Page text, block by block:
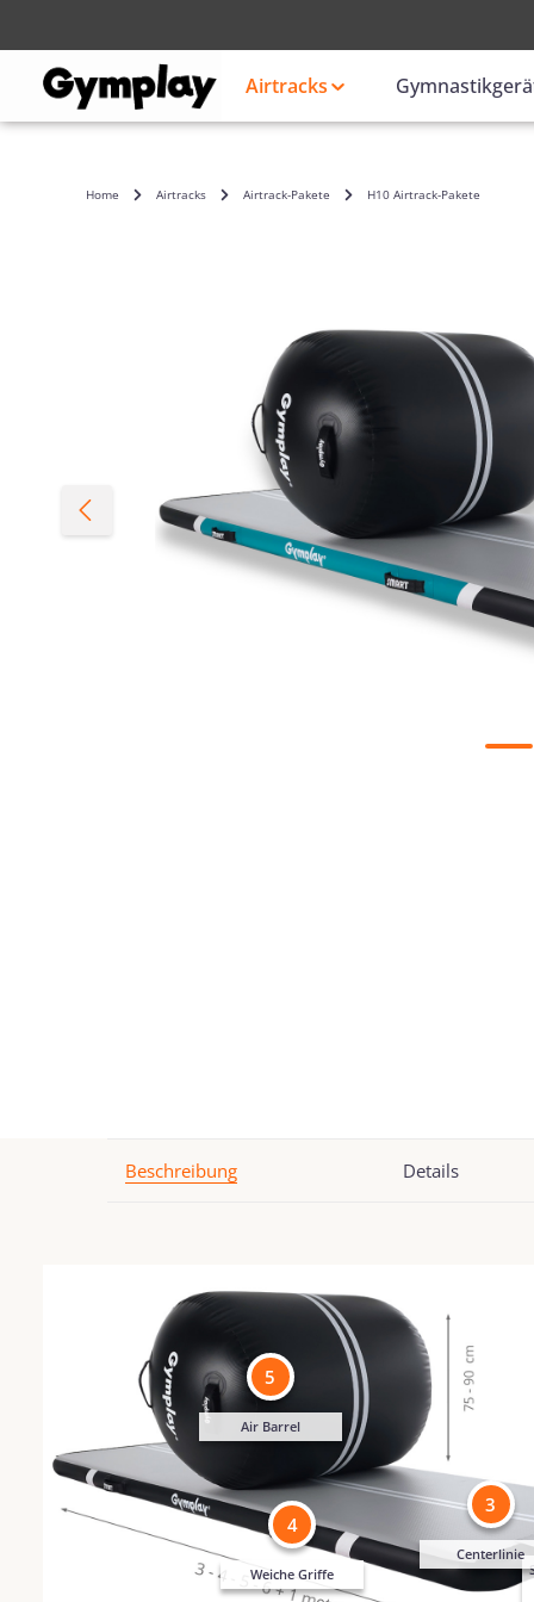
Airtracks
Home Airtracks Airtrack-Pakete H10 Airtrack-Pakete
Beschreibung Details
Centerlinie
3
Weiche Griffe
4
Air Barrel
5